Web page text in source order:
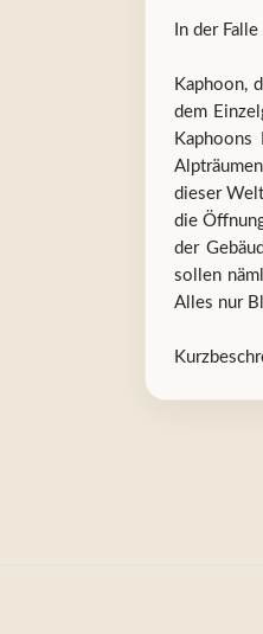
In der
Kaphoon,
dem
dieser
die
der
sollen
Alles nur